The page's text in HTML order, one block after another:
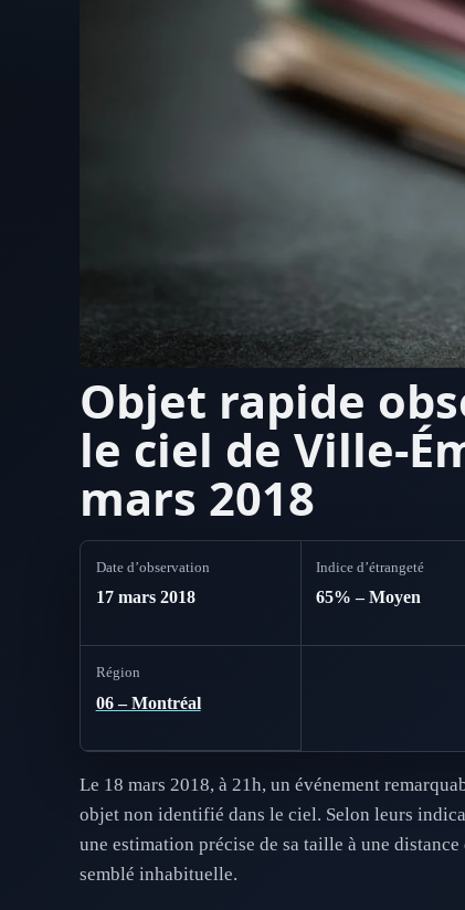
Objet rapide
le ciel de Ville-
mars 2018
Date d’observation
17 mars 2018
Indice d’étrangeté
65% – Moyen
Région
06 – Montréal
Le 18 mars 2018, à 21h, un événement
objet non identifié dans le ciel. Selon leurs
une estimation précise de sa taille à une
semblé inhabituelle.